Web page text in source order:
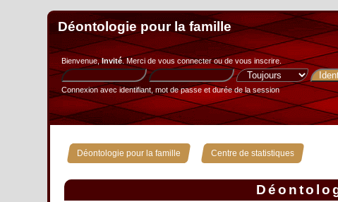
Déontologie pour la famille
Bienvenue,Invité. Merci devous connecterou devous inscrire.
Connexion avec identifiant, mot de passe et durée de la session
Déontologie pour la famille » Centre de statistiques